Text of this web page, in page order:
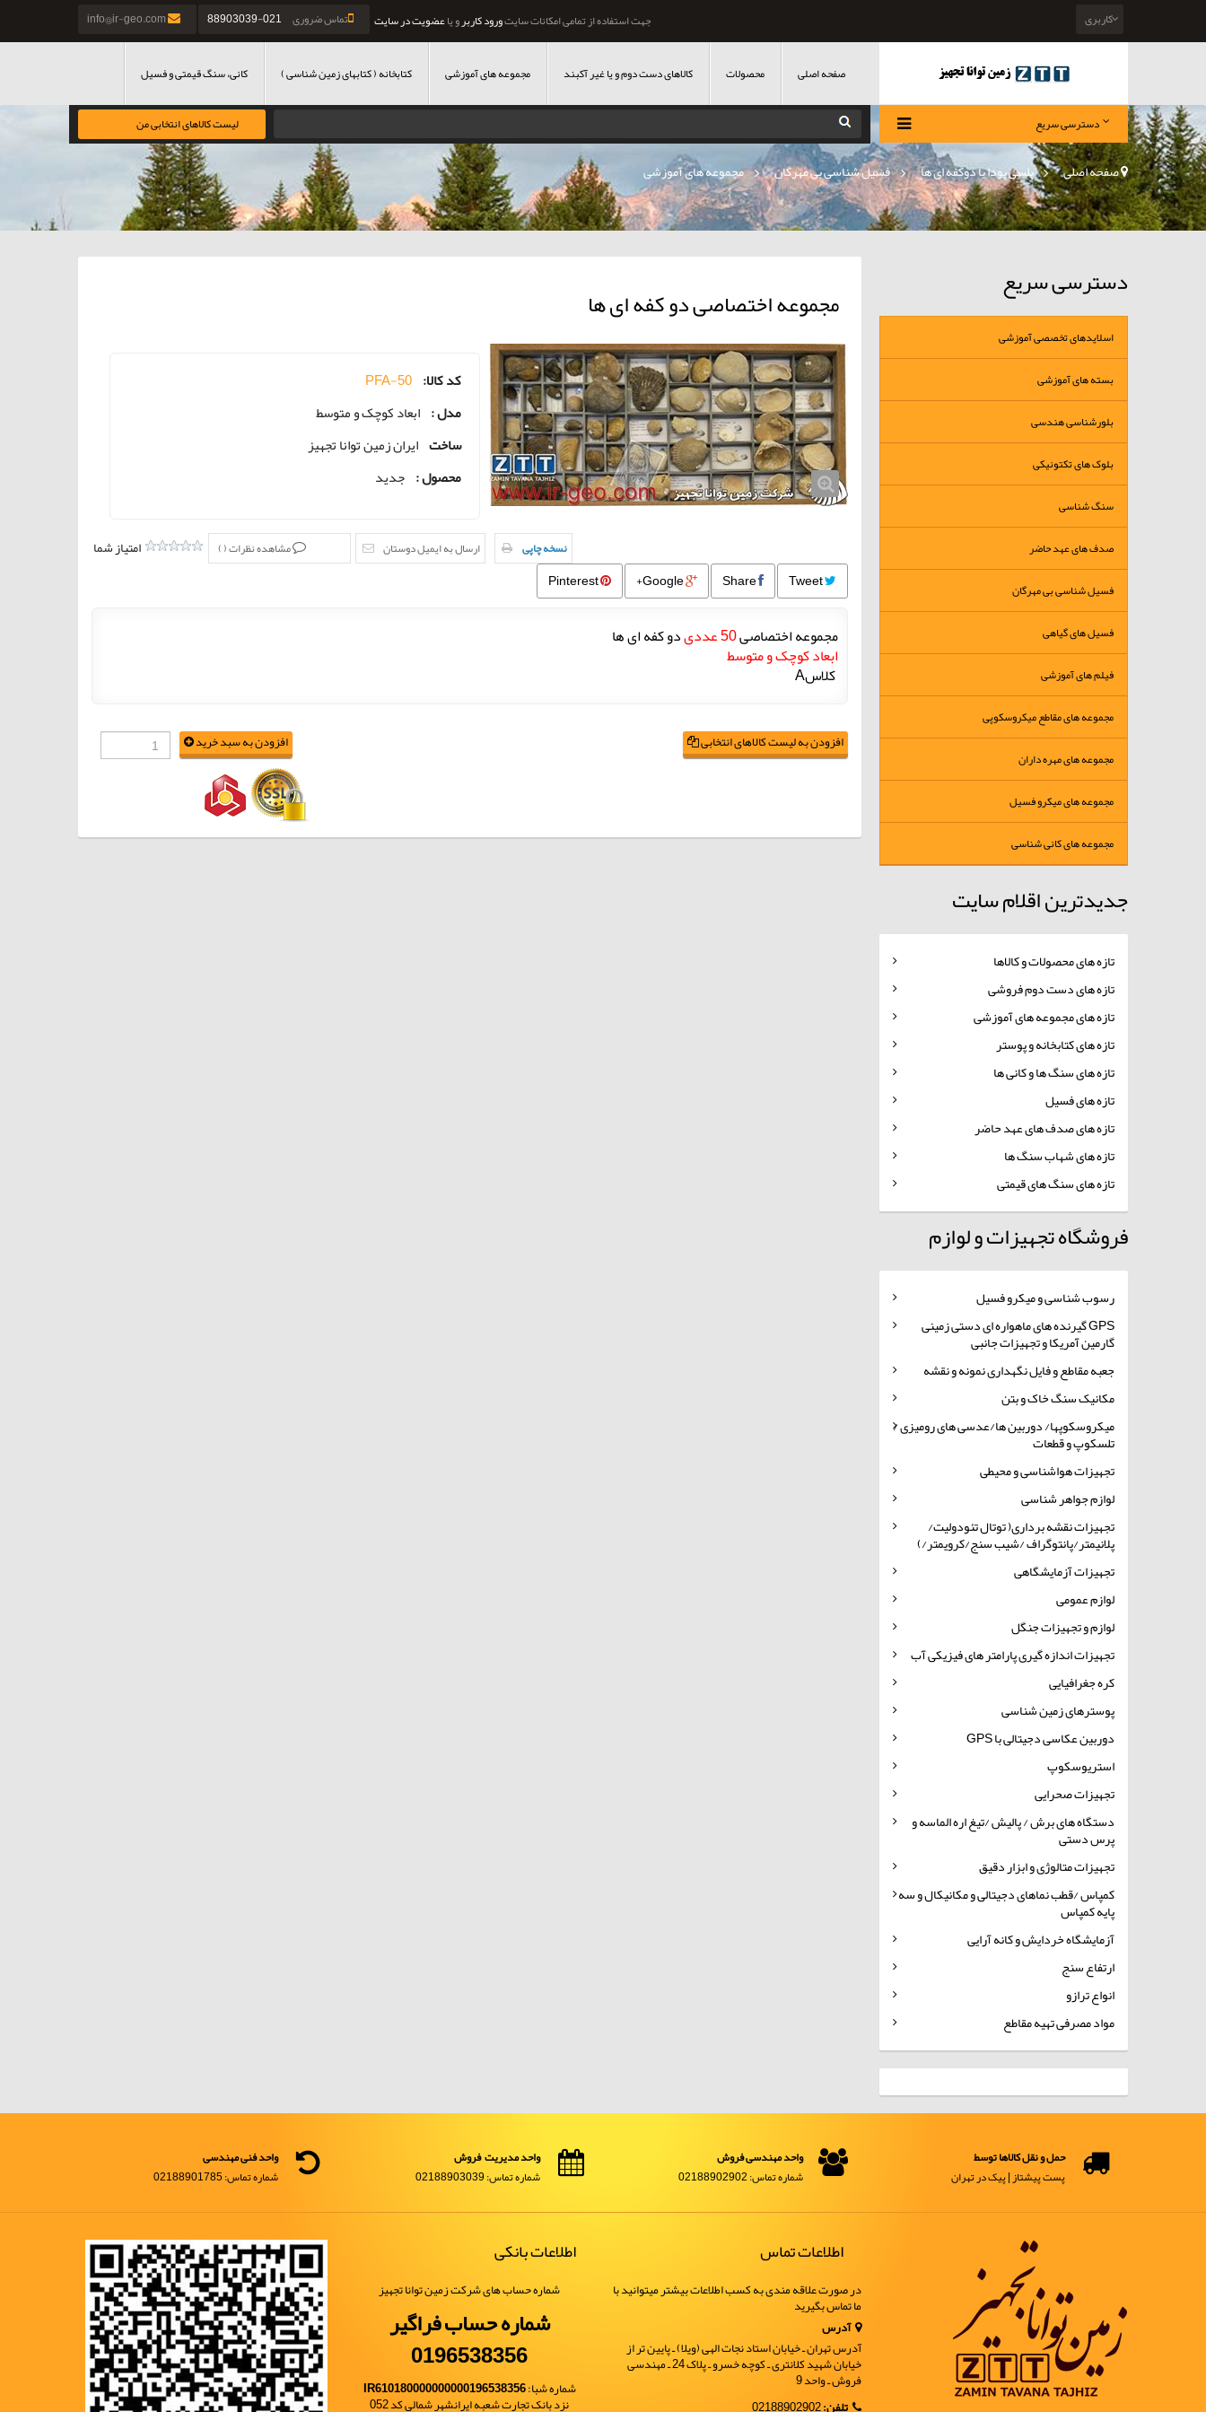
تماس ضروری 021-88903039 جهت استفاده از تمامی امکانات سایتورود کاربرو یاعضویت در سایت کاربری
صفحه اصلی محصولات کالاهای دست دوم و یا غیر آکبند مجموعه های آموزشی کتابخانه ( کتابهای زمین شناسی ) کانی، سنگ قیمتی و فسیل
دسترسی سریع لیست کالاهای انتخابی من
صفحه اصلی > پلسی پودا یا دوکفه ای ها » فسیل شناسی بی مهرگان » مجموعه های آموزشی
دسترسی سریع
اسلایدهای تخصصی آموزشی
بسته های آموزشی
بلورشناسی هندسی
بلوک های تکتونیکی
سنگ شناسی
صدف های عهد حاضر
فسیل شناسی بی مهرگان
فسیل های گیاهی
فیلم های آموزشی
مجموعه های مقاطع میکروسکوپی
مجموعه های مهره داران
مجموعه های میکرو فسیل
مجموعه های کانی شناسی
جدیدترین اقلام سایت
تازه های محصولات و کالاها
تازه های دست دوم فروشی
تازه های مجموعه های آموزشی
تازه های کتابخانه و پوستر
تازه های سنگ ها و کانی ها
تازه های فسیل
تازه های صدف های عهد حاضر
تازه های شهاب سنگ ها
تازه های سنگ های قیمتی
فروشگاه تجهیزات و لوازم
رسوب شناسی و میکرو فسیل
GPS گیرنده های ماهواره ای دستی زمینی
گارمین آمریکا و تجهیزات جانبی
جعبه مقاطع و فایل نگهداری نمونه و نقشه
مکانیک سنگ خاک و بتن
میکروسکوپها/ دوربین ها/عدسی های رومیزی /
تلسکوپ و قطعات
تجهیزات هواشناسی و محیطی
لوازم جواهر شناسی
تجهیزات نقشه برداری( توتال تئودولیت/
پلانیمتر/پانتوگراف /شیب سنج/کرویمتر/)
تجهیزات آزمایشگاهی
لوازم عمومی
لوازم و تجهیزات جنگل
تجهیزات اندازه گیری پارامتر های فیزیکی آب
کره جغرافیایی
پوسترهای زمین شناسی
دوربین عکاسی دجیتالی با GPS
استریوسکوپ
تجهیزات صحرایی
دستگاه های برش / پالیش /تیغ اره الماسه و
پرس دستی
تجهیزات متالوژی و ابزار دقیق
کمپاس /قطب نماهای دجیتالی و مکانیکال و سه
پایه کمپاس
آزمایشگاه خردایش و کانه آرایی
ارتفاع سنج
انواع ترازو
مواد مصرفی تهیه مقاطع
مجموعه اختصاصی دو کفه ای ها
کد کالا: PFA-50
مدل : ابعاد کوچک و متوسط
ساخت ایران زمین توانا تجهیز
محصول : جدید
امتیاز شما مشاهده نظرات () ارسال به ایمیل دوستان نسخه چاپی
Tweet
Share
Google+
Pinterest
مجموعه اختصاصی50 عددی دو کفه ای ها
ابعاد کوچک و متوسط
کلاسA
افزودن به لیست کالاهای انتخابی افزودن به سبد خرید
حمل و نقل کالاها توسط
پست پیشتاز | پیک در تهران
واحد مهندسی فروش
شماره تماس: 02188902902
واحد مدیریت فروش
شماره تماس: 02188903039
واحد فنی مهندسی
شماره تماس: 02188901785
اطلاعات تماس
در صورت علاقه مندی به کسب اطلاعات بیشتر میتوانید با
ما تماس بگیرید
آدرس
آدرس تهران ـ خیابان استاد نجات الهی (ویلا) ـ پایین تر از
خیابان شهید کلانتری ـ کوچه خسرو ـ پلاک 24 ـ مهندسی
فروش ـ واحد 9
اطلاعات بانکی
شماره حساب های شرکت زمین توانا تجهیز
شماره حساب فراگیر
0196538356
شماره شبا:IR610180000000000196538356
نزد بانک تجارت شعبه ایرانشهر شمالی کد 052